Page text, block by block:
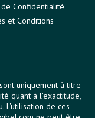
Confidentialité
et Conditions
uniquement à titre
quant à l'exactitude,
L'utilisation de ces